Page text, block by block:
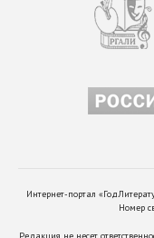
Интернет-портал
Номер